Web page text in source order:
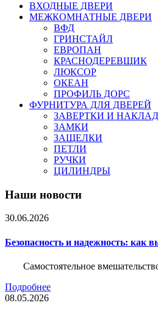
ВХОДНЫЕ ДВЕРИ
МЕЖКОМНАТНЫЕ ДВЕРИ
ВФД
ГРИНСТАЙЛ
ЕВРОПАН
КРАСНОДЕРЕВЩИК
ЛЮКСОР
ОКЕАН
ПРОФИЛЬ ДОРС
ФУРНИТУРА ДЛЯ ДВЕРЕЙ
ЗАВЕРТКИ И
ЗАМКИ
ЗАЩЕЛКИ
ПЕТЛИ
РУЧКИ
ЦИЛИНДРЫ
Наши новости
30.06.2026
Безопасность и надежность: как
Самостоятельное
Подробнее
08.05.2026